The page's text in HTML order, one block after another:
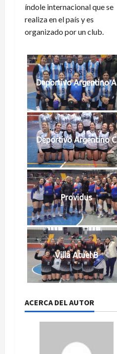
índole internacional que se
realiza en el país y es
organizado por un club.
Deportivo Argentino A
Deportivo Argentino C
Providus
Villa Atuel B
ACERCA DEL AUTOR